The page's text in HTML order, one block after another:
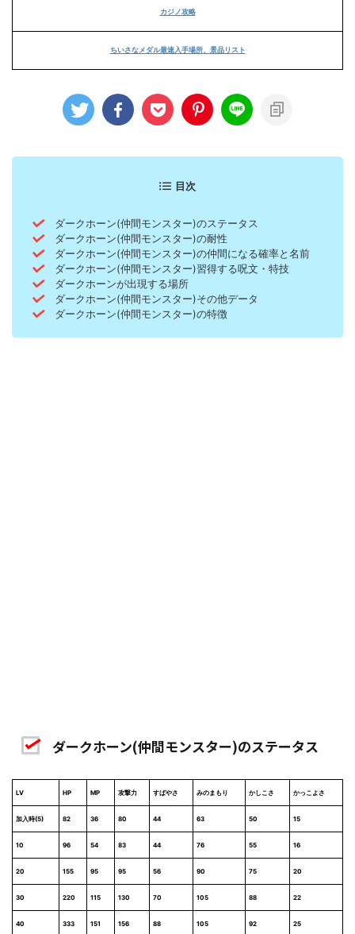
カジノ攻略
ちいさなメダル最速入手場所、景品リスト
目次
ダークホーン(仲間モンスター)のステータス
ダークホーン(仲間モンスター)の耐性
ダークホーン(仲間モンスター)の仲間になる確率と名前
ダークホーン(仲間モンスター)習得する呪文・特技
ダークホーンが出現する場所
ダークホーン(仲間モンスター)その他データ
ダークホーン(仲間モンスター)の特徴
ダークホーン(仲間モンスター)のステータス
LV HP MP 攻撃力 すばやさ みのまもり かしこさ かっこよさ
加入時(5) 82 36 80 44 63 50 15
10 96 54 83 44 76 55 16
20 155 95 95 56 90 75 20
30 220 115 130 70 105 88 22
40 333 151 156 88 105 92 25